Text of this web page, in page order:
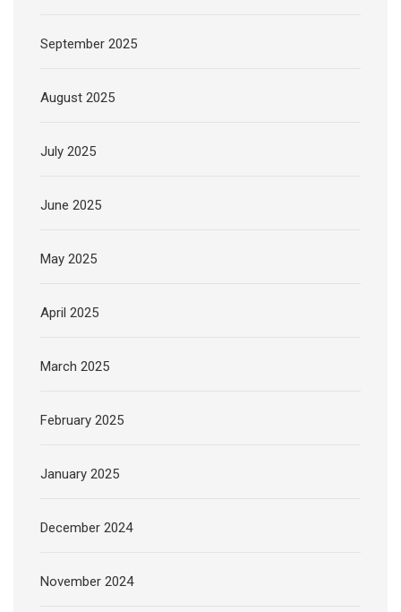
September 2025
August 2025
July 2025
June 2025
May 2025
April 2025
March 2025
February 2025
January 2025
December 2024
November 2024